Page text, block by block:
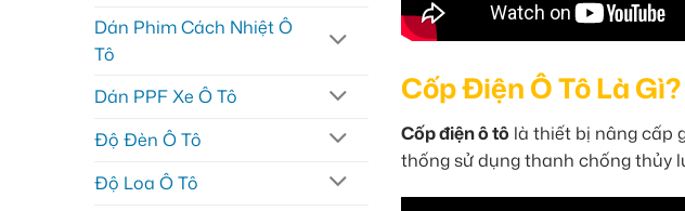
Dán Phim Cách Nhiệt Ô
Tô
Dán PPF Xe Ô Tô
Độ Đèn Ô Tô
Độ Loa Ô Tô
Cốp Điện Ô Tô Là Gì?
Cốp điện ô tô là thiết bị nâng cấp
thống sử dụng thanh chống thủy